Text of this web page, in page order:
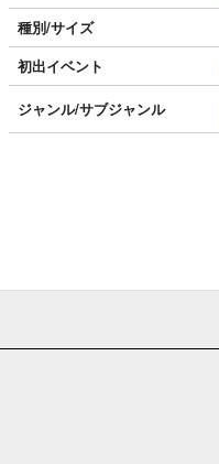
種別/サイズ
初出イベント
ジャンル/サブジャンル